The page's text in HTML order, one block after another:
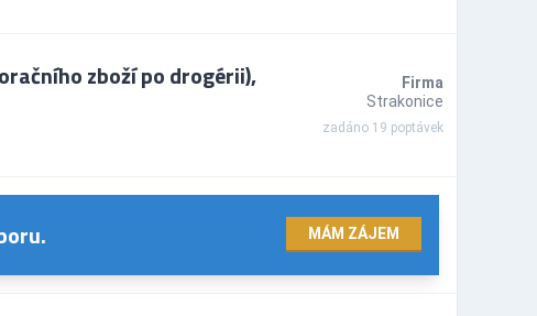
zboží po drogérii),
Firma
Strakonice
zadáno 19 poptávek
MÁM ZÁJEM